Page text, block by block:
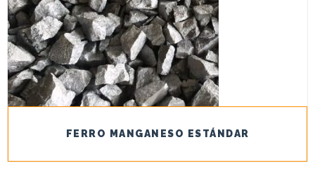
FERRO MANGANESO ESTÁNDAR